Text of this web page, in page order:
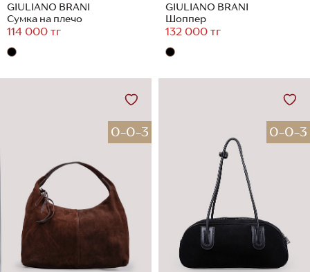
GIULIANO BRANI
Сумка на плечо
114 000 тг
GIULIANO BRANI
Шоппер
132 000 тг
0-0-3 0-0-3